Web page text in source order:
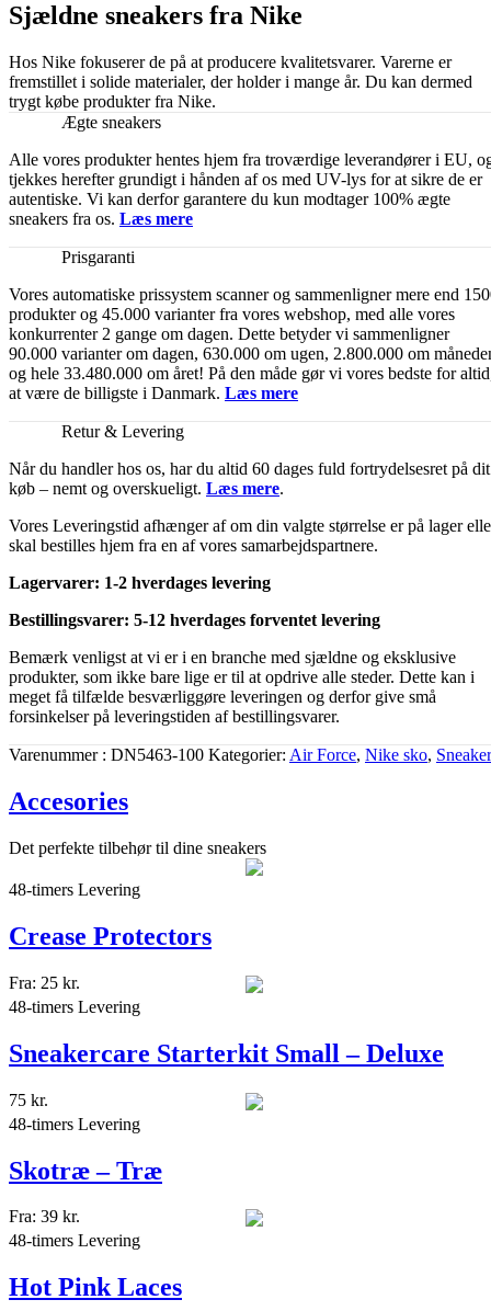
Sjældne sneakers fra Nike
Hos Nike fokuserer de på at producere kvalitetsvarer. Varerne er
fremstillet i solide materialer, der holder i mange år. Du kan dermed
trygt købe produkter fra Nike.
Ægte sneakers
Alle vores produkter hentes hjem fra troværdige leverandører i EU,
tjekkes herefter grundigt i hånden af os med UV-lys for at sikre de er
autentiske. Vi kan derfor garantere du kun modtager 100% ægte
sneakers fra os. Læs mere
Prisgaranti
Vores automatiske prissystem scanner og sammenligner mere end
produkter og 45.000 varianter fra vores webshop, med alle vores
konkurrenter 2 gange om dagen. Dette betyder vi sammenligner
90.000 varianter om dagen, 630.000 om ugen, 2.800.000 om
og hele 33.480.000 om året! På den måde gør vi vores bedste for
at være de billigste i Danmark. Læs mere
Retur & Levering
Når du handler hos os, har du altid 60 dages fuld fortrydelsesret på dit
køb – nemt og overskueligt. Læs mere.
Vores Leveringstid afhænger af om din valgte størrelse er på lager
skal bestilles hjem fra en af vores samarbejdspartnere.
Lagervarer: 1-2 hverdages levering
Bestillingsvarer: 5-12 hverdages forventet levering
Bemærk venligst at vi er i en branche med sjældne og eksklusive
produkter, som ikke bare lige er til at opdrive alle steder. Dette kan i
meget få tilfælde besværliggøre leveringen og derfor give små
forsinkelser på leveringstiden af bestillingsvarer.
Varenummer DN5463-100 Kategorier Air Force, Nike sko,
Accesories
Det perfekte tilbehør til dine sneakers
48-timers Levering
Crease Protectors
Fra: 25 kr.
48-timers Levering
Sneakercare Starterkit Small – Deluxe
75 kr.
48-timers Levering
Skotræ – Træ
Fra: 39 kr.
48-timers Levering
Hot Pink Laces